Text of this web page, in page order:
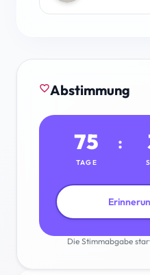
favorite_borderAbstimmung
75
TAGE
:
Die Stimmabgabe